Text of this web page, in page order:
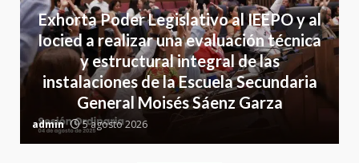
Detienen a Ernesto Ruffo en Baja
California; FGR lo investiga por
presuntos delitos de
delincuencia organizada y
contrabando
16 julio 2026
Exhorta Poder Legislativo al IEEPO y al
Iocied a realizar una evaluación técnica
y estructural integral de las
instalaciones de la Escuela Secundaria
General Moisés Sáenz Garza
admin 5 agosto 2026